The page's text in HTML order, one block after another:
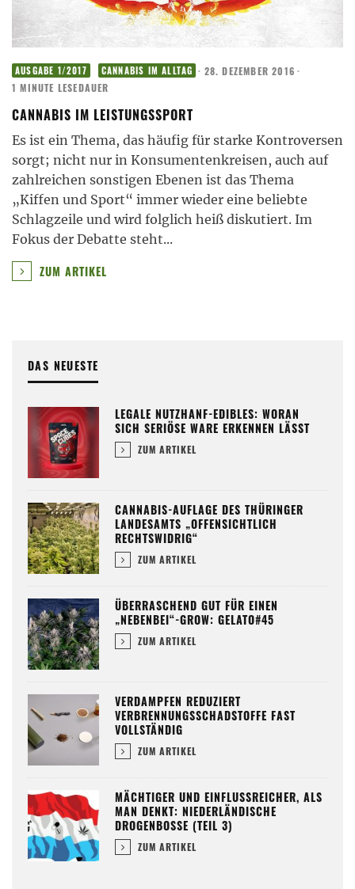
AUSGABE 1/2017 CANNABIS IM ALLTAG · 28. DEZEMBER 2016 ·
1 MINUTE LESEDAUER
CANNABIS IM LEISTUNGSSPORT
Es ist ein Thema, das häufig für starke Kontroversen
sorgt; nicht nur in Konsumentenkreisen, auch auf
zahlreichen sonstigen Ebenen ist das Thema
„Kiffen und Sport“ immer wieder eine beliebte
Schlagzeile und wird folglich heiß diskutiert. Im
Fokus der Debatte steht...
ZUM ARTIKEL
DAS NEUESTE
LEGALE NUTZHANF-EDIBLES: WORAN
SICH SERIÖSE WARE ERKENNEN LÄSST
ZUM ARTIKEL
CANNABIS-AUFLAGE DES THÜRINGER
LANDESAMTS „OFFENSICHTLICH
RECHTSWIDRIG“
ZUM ARTIKEL
ÜBERRASCHEND GUT FÜR EINEN
„NEBENBEI“-GROW: GELATO#45
ZUM ARTIKEL
VERDAMPFEN REDUZIERT
VERBRENNUNGSSCHADSTOFFE FAST
VOLLSTÄNDIG
ZUM ARTIKEL
MÄCHTIGER UND EINFLUSSREICHER, ALS
MAN DENKT: NIEDERLÄNDISCHE
DROGENBOSSE (TEIL 3)
ZUM ARTIKEL